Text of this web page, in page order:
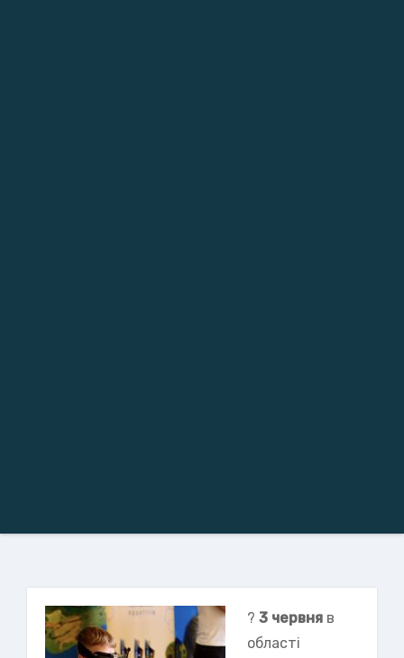
? 3 червня в
області